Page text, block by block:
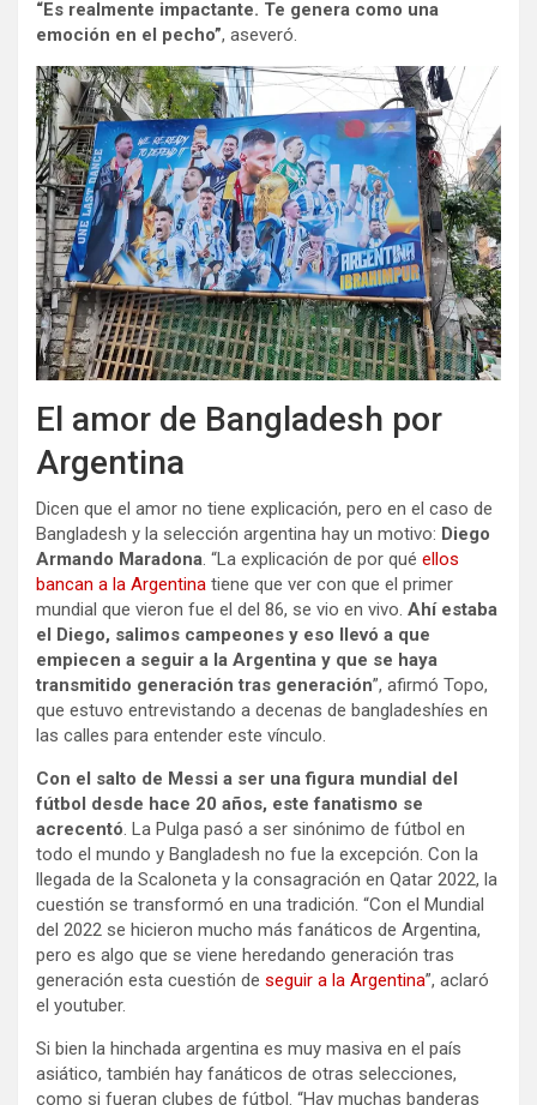
“Es realmente impactante. Te genera como una
emoción en el pecho”, aseveró.
El amor de Bangladesh por
Argentina
Dicen que el amor no tiene explicación, pero en el caso de
Bangladesh y la selección argentina hay un motivo: Diego
Armando Maradona. “La explicación de por qué ellos
bancan a la Argentina tiene que ver con que el primer
mundial que vieron fue el del 86, se vio en vivo. Ahí estaba
el Diego, salimos campeones y eso llevó a que
empiecen a seguir a la Argentina y que se haya
transmitido generación tras generación”, afirmó Topo,
que estuvo entrevistando a decenas de bangladeshíes en
las calles para entender este vínculo.
Con el salto de Messi a ser una figura mundial del
fútbol desde hace 20 años, este fanatismo se
acrecentó. La Pulga pasó a ser sinónimo de fútbol en
todo el mundo y Bangladesh no fue la excepción. Con la
llegada de la Scaloneta y la consagración en Qatar 2022, la
cuestión se transformó en una tradición. “Con el Mundial
del 2022 se hicieron mucho más fanáticos de Argentina,
pero es algo que se viene heredando generación tras
generación esta cuestión de seguir a la Argentina”, aclaró
el youtuber.
Si bien la hinchada argentina es muy masiva en el país
asiático, también hay fanáticos de otras selecciones,
como si fueran clubes de fútbol. “Hay muchas banderas